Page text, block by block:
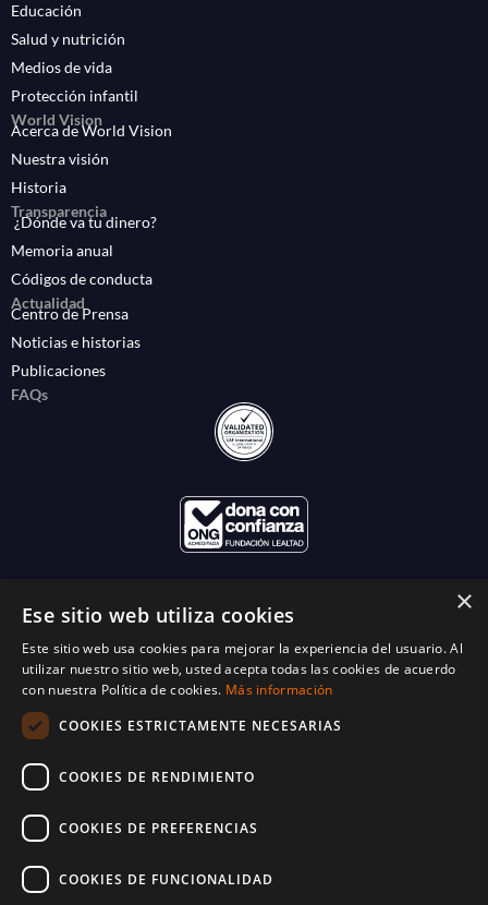
Educación
Salud y nutrición
Medios de vida
Protección infantil
World Vision
Acerca de World Vision
Nuestra visión
Historia
Transparencia
¿Dónde va tu dinero?
Memoria anual
Códigos de conducta
Actualidad
Centro de Prensa
Noticias e historias
Publicaciones
FAQs
×
Ese sitio web utiliza cookies
Este sitio web usa cookies para mejorar la experiencia del usuario. Al
utilizar nuestro sitio web, usted acepta todas las cookies de acuerdo
con nuestra Política de cookies. Más información
COOKIES ESTRICTAMENTE NECESARIAS
COOKIES DE RENDIMIENTO
COOKIES DE PREFERENCIAS
COOKIES DE FUNCIONALIDAD